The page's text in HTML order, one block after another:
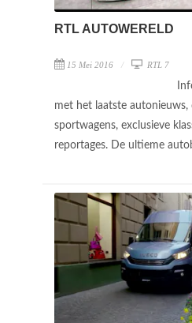
RTL AUTOWERELD
15 Mei 2016 RTL 7
met het laatste autonieuws,
sportwagens, exclusieve
reportages. De ultieme